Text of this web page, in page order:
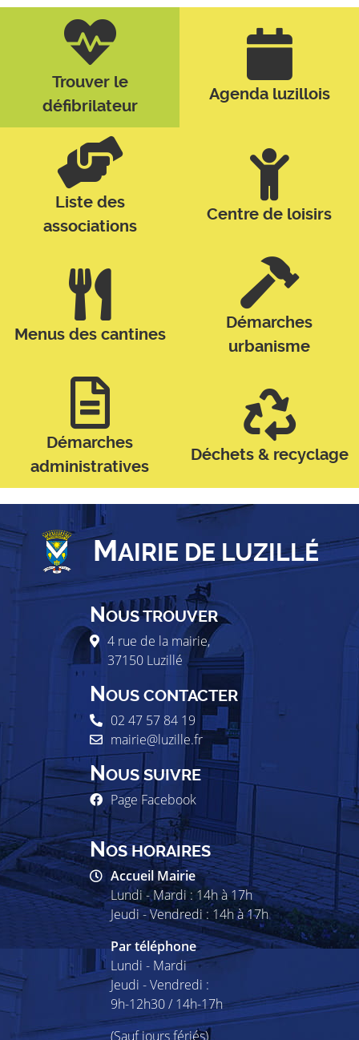
Trouver le
défibrilateur
Agenda luzillois
Liste des
associations
Centre de loisirs
Menus des cantines
Démarches
urbanisme
Démarches
administratives
Déchets & recyclage
MAIRIE DE LUZILLÉ
NOUS TROUVER
4 rue de la mairie,
37150 Luzillé
NOUS CONTACTER
02 47 57 84 19
mairie@luzille.fr
NOUS SUIVRE
Page Facebook
NOS HORAIRES
Accueil Mairie
Lundi - Mardi : 14h à 17h
Jeudi - Vendredi : 14h à 17h
Par téléphone
Lundi - Mardi
Jeudi - Vendredi :
9h-12h30 / 14h-17h
(Sauf jours fériés)